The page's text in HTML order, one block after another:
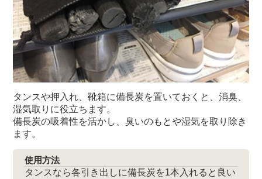
タンスや押入れ、靴箱に備長炭を置いておくと、消臭、
湿気取りに役立ちます。
備長炭の吸着性を活かし、臭いのもとや湿気を取り除き
ます。
使用方法
タンスなら各引き出しに備長炭を1本入れると良い